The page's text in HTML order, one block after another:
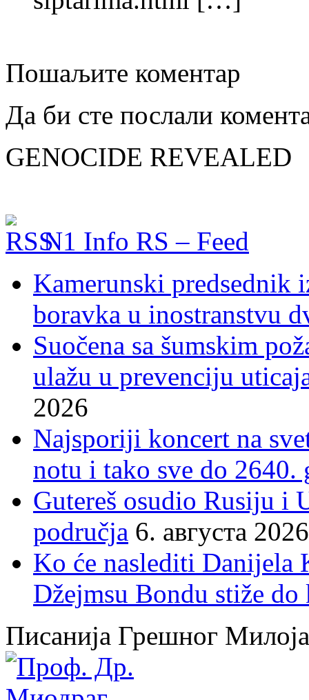
Пошаљите коментар
Да би сте послали
GENOCIDE REVEALED
N1 Info RS – Feed
Kamerunski predsednik
boravka u inostranstvu
Suočena sa šumskim
ulažu u prevenciju
2026
Najsporiji koncert na
notu i tako sve do 2640.
Gutereš osudio Rusiju i
područja 6. августа 2026
Ko će naslediti Danijela
Džejmsu Bondu stiže do
Писанија Грешног Милоја